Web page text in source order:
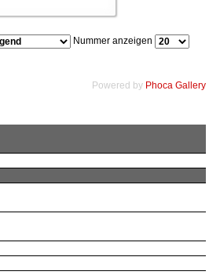
Nummer anzeigen
Powered by Phoca Gallery